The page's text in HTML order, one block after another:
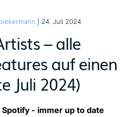
| 24. Juli 2024
– alle
auf einen
Juli 2024)
- immer up to date